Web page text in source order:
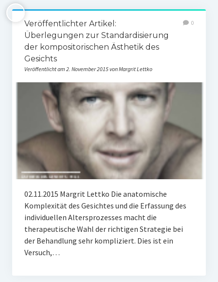
Veröffentlichter Artikel:
Überlegungen zur Standardisierung
der kompositorischen Ästhetik des
Gesichts
Veröffentlicht am 2. November 2015 von Margrit Lettko
0
02.11.2015 Margrit Lettko Die anatomische
Komplexität des Gesichtes und die Erfassung des
individuellen Altersprozesses macht die
therapeutische Wahl der richtigen Strategie bei
der Behandlung sehr kompliziert. Dies ist ein
Versuch,…